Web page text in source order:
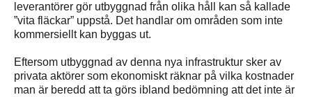
leverantörer gör utbyggnad från olika håll kan så kallade
”vita fläckar” uppstå. Det handlar om områden som inte
kommersiellt kan byggas ut.
Eftersom utbyggnad av denna nya infrastruktur sker av
privata aktörer som ekonomiskt räknar på vilka kostnader
man är beredd att ta görs ibland bedömning att det inte är